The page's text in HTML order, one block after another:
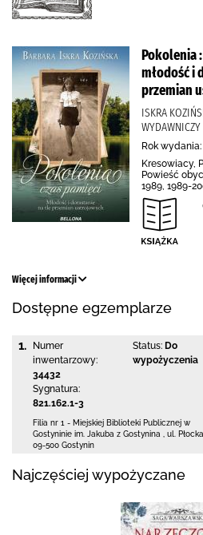
Pokolenia
młodość i
przemian
ISKRA
Rok
Kresowiacy,
Powieść
1989, 1989-
Więcej informacji
Dostępne egzemplarze
1.
Numer
inwentarzowy:
34432
Sygnatura:
821.162.1-3
Status: Do
wypożyczenia
Filia nr 1 - Miejskiej Biblioteki Publicznej w
Gostyninie im. Jakuba z Gostynina
ul.
09-500 Gostynin
Najczęściej wypożyczane